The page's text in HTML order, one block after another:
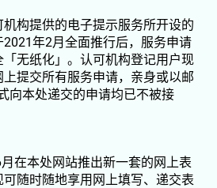
机构提供的电子提示服务所开设的
2021年2月全面推行后，服务申请
「无纸化」。认可机构登记用户现
上提交所有服务申请，亲身或以邮
向本处递交的申请均已不被接
在本处网站推出新一套的网上表
可随时随地享用网上填写、递交表